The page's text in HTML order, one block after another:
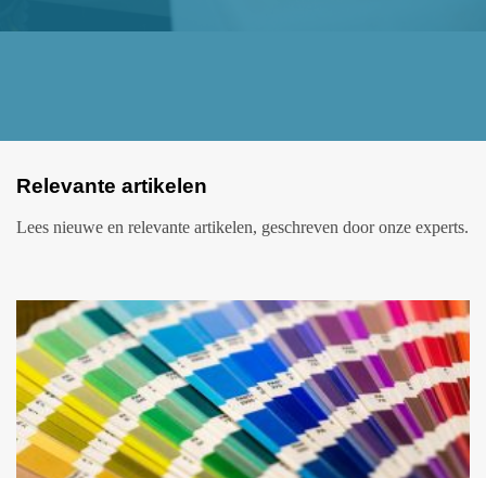
Relevante artikelen
Lees nieuwe en relevante artikelen, geschreven door onze experts.